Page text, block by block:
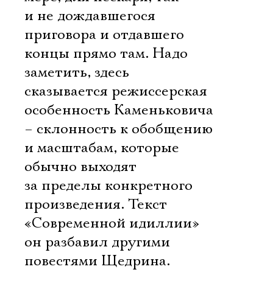
и не дождавшегося
приговора и отдавшего
концы прямо там. Надо
заметить, здесь
сказывается режиссерская
особенность Каменьковича
– склонность к обобщению
и масштабам, которые
обычно выходят
за пределы конкретного
произведения. Текст
«Современной идиллии»
он разбавил другими
повестями Щедрина.